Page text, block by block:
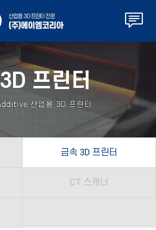
프린터
산업용 3D 프린터
금속 3D 프린터
CT 스캐너